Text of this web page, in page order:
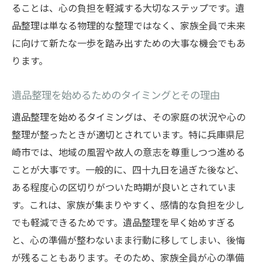
地域の専門家と連携する利点
心の平穏を保つためのアプローチ
地域特有の遺品整理に関する知識
遺品整理を通じて故人を偲びながら心の整理を
故人を偲ぶための心の整理法
遺品整理を通じた追悼の形
心を癒すためのステップ
思い出を語り合う場の設置
感謝の気持ちを表現する方法
故人とのつながりを大切にする
大切な思い出を守るための遺品整理ガイド
思い出を守るための保存術
ることは、心の負担を軽減する大切なステップです。遺
品整理は単なる物理的な整理ではなく、家族全員で未来
に向けて新たな一歩を踏み出すための大事な機会でもあ
ります。
遺品整理を始めるためのタイミングとその理由
遺品整理を始めるタイミングは、その家庭の状況や心の
整理が整ったときが適切とされています。特に兵庫県尼
崎市では、地域の風習や故人の意志を尊重しつつ進める
ことが大事です。一般的に、四十九日を過ぎた後など、
ある程度心の区切りがついた時期が良いとされていま
す。これは、家族が集まりやすく、感情的な負担を少し
でも軽減できるためです。遺品整理を早く始めすぎる
と、心の準備が整わないまま行動に移してしまい、後悔
が残ることもあります。そのため、家族全員が心の準備